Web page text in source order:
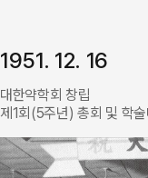
1951. 12. 16
대한약학회 창립
제1회(5주년) 총회 및 학